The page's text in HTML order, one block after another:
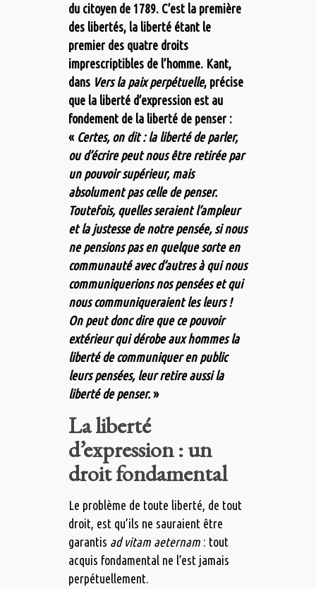
du citoyen de 1789. C’est la première
des libertés, la liberté étant le
premier des quatre droits
imprescriptibles de l’homme. Kant,
dans Vers la paix perpétuelle, précise
que la liberté d’expression est au
fondement de la liberté de penser :
« Certes, on dit : la liberté de parler,
ou d’écrire peut nous être retirée par
un pouvoir supérieur, mais
absolument pas celle de penser.
Toutefois, quelles seraient l’ampleur
et la justesse de notre pensée, si nous
ne pensions pas en quelque sorte en
communauté avec d’autres à qui nous
communiquerions nos pensées et qui
nous communiqueraient les leurs !
On peut donc dire que ce pouvoir
extérieur qui dérobe aux hommes la
liberté de communiquer en public
leurs pensées, leur retire aussi la
liberté de penser.»
La liberté
d’expression : un
droit fondamental
Le problème de toute liberté, de tout
droit, est qu’ils ne sauraient être
garantis ad vitam aeternam: tout
acquis fondamental ne l’est jamais
perpétuellement.